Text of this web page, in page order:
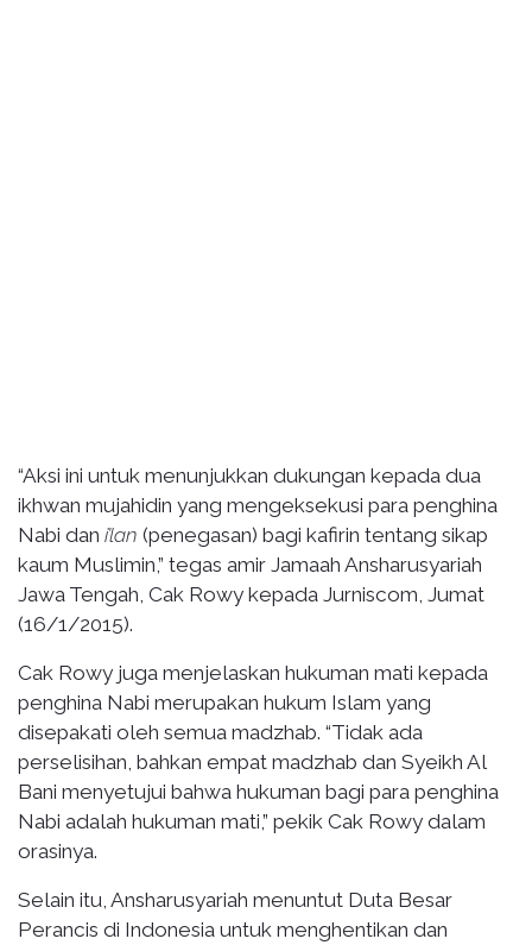
“Aksi ini untuk menunjukkan dukungan kepada dua
ikhwan mujahidin yang mengeksekusi para penghina
Nabi dan i’lan (penegasan) bagi kafirin tentang sikap
kaum Muslimin,” tegas amir Jamaah Ansharusyariah
Jawa Tengah, Cak Rowy kepada Jurniscom, Jumat
(16/1/2015).
Cak Rowy juga menjelaskan hukuman mati kepada
penghina Nabi merupakan hukum Islam yang
disepakati oleh semua madzhab. “Tidak ada
perselisihan, bahkan empat madzhab dan Syeikh Al
Bani menyetujui bahwa hukuman bagi para penghina
Nabi adalah hukuman mati,” pekik Cak Rowy dalam
orasinya.
Selain itu, Ansharusyariah menuntut Duta Besar
Perancis di Indonesia untuk menghentikan dan